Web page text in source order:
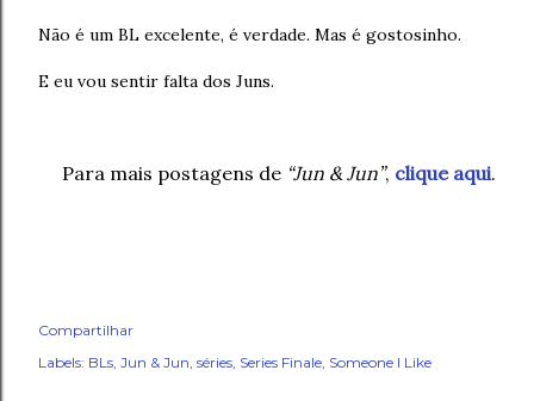
Não é um BL excelente, é verdade. Mas é gostosinho.
E eu vou sentir falta dos Juns.
Para mais postagens de “Jun & Jun”, clique aqui.
Compartilhar
Labels: BLs Jun & Jun séries Series Finale Someone I Like